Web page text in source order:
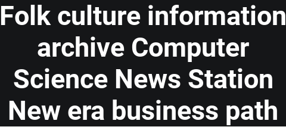
Folk culture information
archive Computer
Science News Station
New era business path